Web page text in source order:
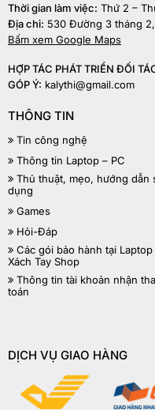
Thời gian làm việc: Thứ 2 –
Địa chỉ: 530 Đường 3 tháng
Bấm xem Google Maps
HỢP TÁC PHÁT TRIỂN ĐỐI
GÓP Ý: kalythi@gmail.com
THÔNG TIN
Tin công nghệ
Thông tin Laptop – PC
Thủ thuật, mẹo, hướng dẫn
dụng
Games
Hỏi-Đáp
Các gói bảo hành tại Laptop
Xách Tay Shop
Thông tin tài khoản nhận
toán
DỊCH VỤ GIAO HÀNG